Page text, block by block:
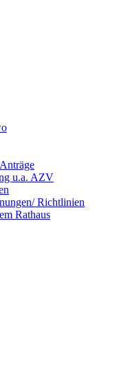
u.a. AZV
Richtlinien
Rathaus